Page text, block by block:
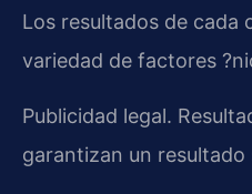
Los resultados de cada
variedad de factores
Publicidad legal.
garantizan un resultado